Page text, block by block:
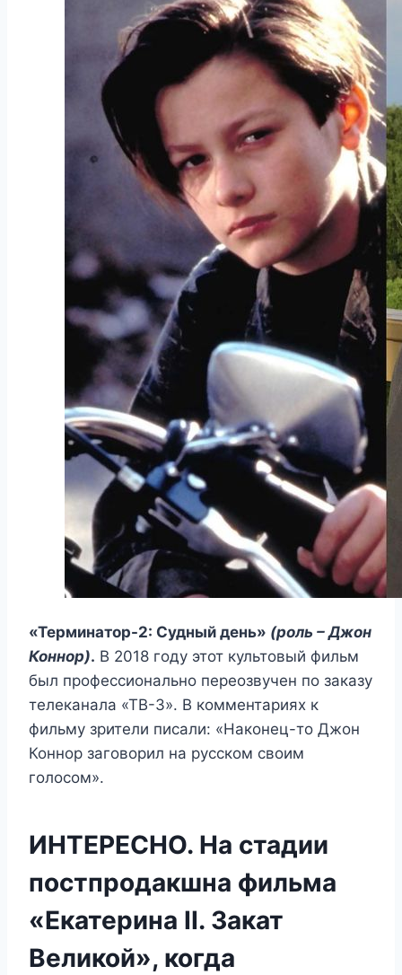
«Терминатор-2: Судный день» (роль – Джон
Коннор). В 2018 году этот культовый фильм
был профессионально переозвучен по заказу
телеканала «ТВ-3». В комментариях к
фильму зрители писали: «Наконец-то Джон
Коннор заговорил на русском своим
голосом».
ИНТЕРЕСНО. На стадии
постпродакшна фильма
«Екатерина II. Закат
Великой», когда